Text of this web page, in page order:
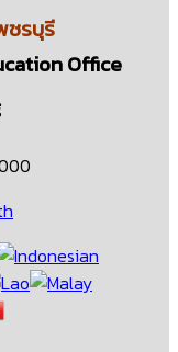
ชรบุรี
Office